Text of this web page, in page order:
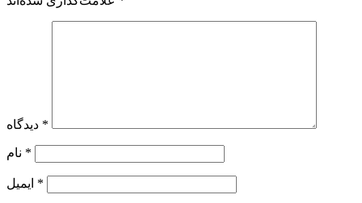
*
*
*